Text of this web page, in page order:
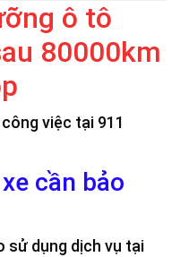
ô tô
80000km
việc tại 911
cần bảo
sử dụng dịch vụ tại